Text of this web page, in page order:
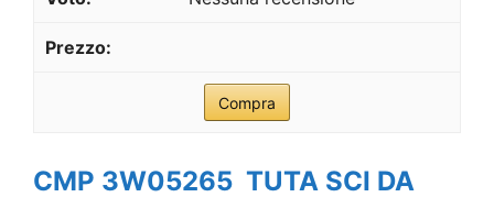
Compra
CMP 3W05265 TUTA SCI DA